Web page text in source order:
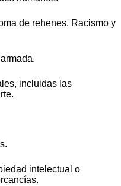
de rehenes. Racismo y
incluidas las
intelectual o